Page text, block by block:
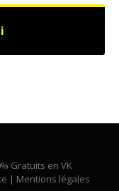
Gratuits en VK
| Mentions légales